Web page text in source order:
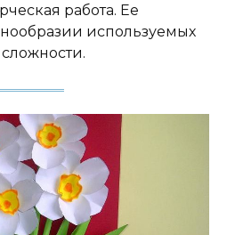
работа. Ее
используемых